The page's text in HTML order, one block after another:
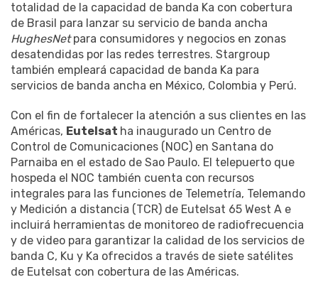
totalidad de la capacidad de banda Ka con cobertura
de Brasil para lanzar su servicio de banda ancha
HughesNetpara consumidores y negocios en zonas
desatendidas por las redes terrestres. Stargroup
también empleará capacidad de banda Ka para
servicios de banda ancha en México, Colombia y Perú.
Con el fin de fortalecer la atención a sus clientes en las
Américas, Eutelsat ha inaugurado un Centro de
Control de Comunicaciones (NOC) en Santana do
Parnaiba en el estado de Sao Paulo. El telepuerto que
hospeda el NOC también cuenta con recursos
integrales para las funciones de Telemetría, Telemando
y Medición a distancia (TCR) de Eutelsat 65 West A e
incluirá herramientas de monitoreo de radiofrecuencia
y de video para garantizar la calidad de los servicios de
banda C, Ku y Ka ofrecidos a través de siete satélites
de Eutelsat con cobertura de las Américas.